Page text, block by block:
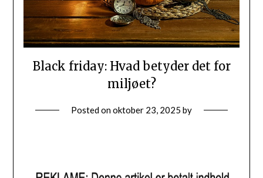
Black friday: Hvad betyder det for
miljøet?
Posted onoktober 23, 2025 by